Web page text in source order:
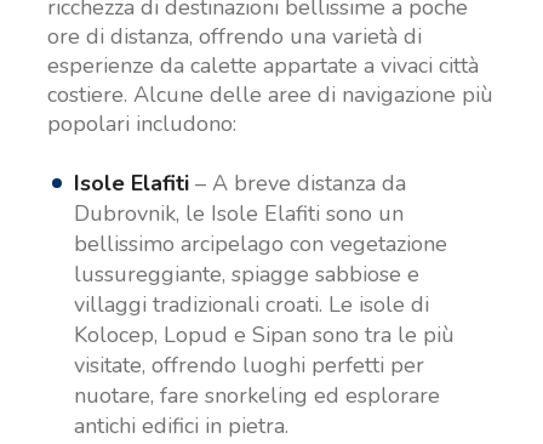
ricchezza di destinazioni bellissime a poche
ore di distanza, offrendo una varietà di
esperienze da calette appartate a vivaci città
costiere. Alcune delle aree di navigazione più
popolari includono:
Isole Elafiti– A breve distanza da
Dubrovnik, le Isole Elafiti sono un
bellissimo arcipelago con vegetazione
lussureggiante, spiagge sabbiose e
villaggi tradizionali croati. Le isole di
Kolocep, Lopud e Sipan sono tra le più
visitate, offrendo luoghi perfetti per
nuotare, fare snorkeling ed esplorare
antichi edifici in pietra.